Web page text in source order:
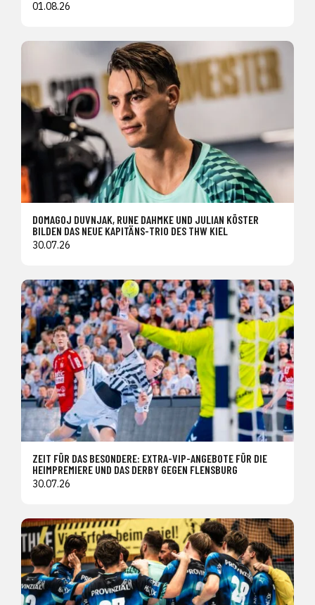
01.08.26
DOMAGOJ DUVNJAK, RUNE DAHMKE UND JULIAN KÖSTER
BILDEN DAS NEUE KAPITÄNS-TRIO DES THW KIEL
30.07.26
ZEIT FÜR DAS BESONDERE: EXTRA-VIP-ANGEBOTE FÜR DIE
HEIMPREMIERE UND DAS DERBY GEGEN FLENSBURG
30.07.26